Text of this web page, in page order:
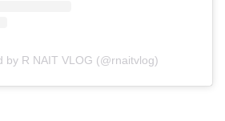
by R NAIT VLOG (@rnaitvlog)